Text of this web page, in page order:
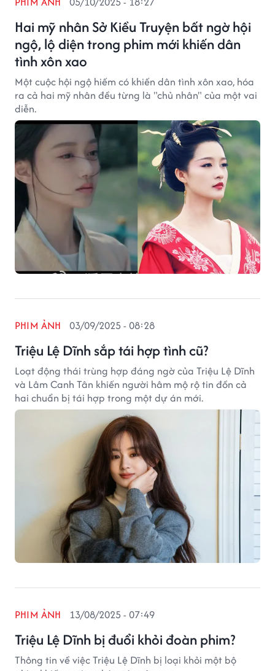
Hai mỹ nhân Sở Kiều Truyện bất ngờ hội
ngộ, lộ diện trong phim mới khiến dân
tình xôn xao
Một cuộc hội ngộ hiếm có khiến dân tình xôn xao, hóa
ra cả hai mỹ nhân đều từng là "chủ nhân" của một vai
diễn.
Triệu Lệ Dĩnh sắp tái hợp tình cũ?
PHIM ẢNH 03/09/2025 - 08:28
Loạt động thái trùng hợp đáng ngờ của Triệu Lệ Dĩnh
và Lâm Canh Tân khiến người hâm mộ rộ tin đồn cả
hai chuẩn bị tái hợp trong một dự án mới.
Triệu Lệ Dĩnh bị đuổi khỏi đoàn phim?
PHIM ẢNH 13/08/2025 - 07:49
Thông tin về việc Triệu Lệ Dĩnh bị loại khỏi một bộ